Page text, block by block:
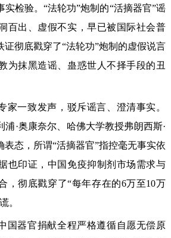
实检验。“法轮功”炮制的“活摘器官”谣
百出、虚假不实，早已被国际社会普
证彻底戳穿了“法轮功”炮制的虚假说言
为抹黑造谣、蛊惑世人不择手段的丑
家一致发声，驳斥谣言、澄清事实。
浦·奥康奈尔、哈佛大学教授弗朗西斯·
态，所谓“活摘器官”指控毫无事实依
也印证，中国免疫抑制剂市场需求与
，彻底戳穿了“每年存在的6万至10万
。
国器官捐献全程严格遵循自愿无偿原